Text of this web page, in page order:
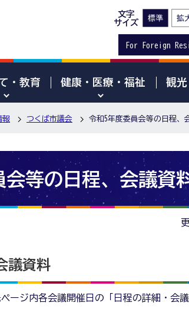
文字
サイズ
For Foreign
・教育 健康・医療・福祉 観光
報 つくば市議会 令和5年度委員会等の日程、
会等の日程、会議資
議資料
ージ内各会議開催日の「日程の詳細・会